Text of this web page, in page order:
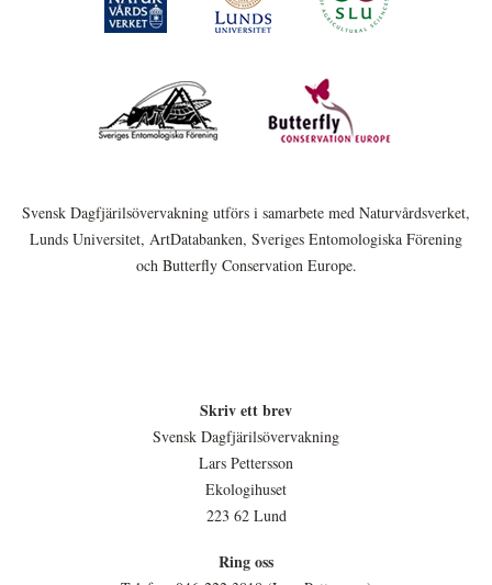
Svensk Dagfjärilsövervakning utförs i samarbete med Naturvårdsverket,
Lunds Universitet, ArtDatabanken, Sveriges Entomologiska Förening
och Butterfly Conservation Europe.
Skriv ett brev
Svensk Dagfjärilsövervakning
Lars Pettersson
Ekologihuset
223 62 Lund
Ring oss